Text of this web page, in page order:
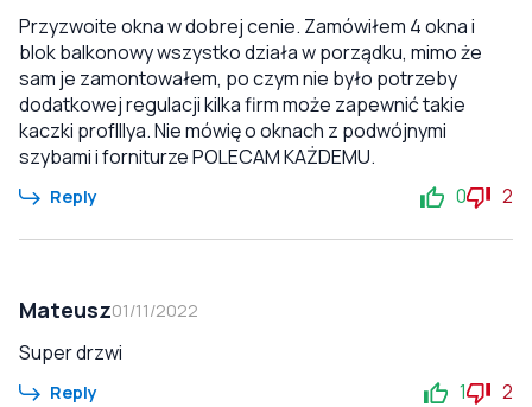
Przyzwoite okna w dobrej cenie. Zamówiłem 4 okna i
blok balkonowy wszystko działa w porządku, mimo że
sam je zamontowałem, po czym nie było potrzeby
dodatkowej regulacji kilka firm może zapewnić takie
kaczki profIllya. Nie mówię o oknach z podwójnymi
szybami i forniturze POLECAM KAŻDEMU.
Reply 0 2
Mateusz01/11/2022
Super drzwi
Reply 1 2